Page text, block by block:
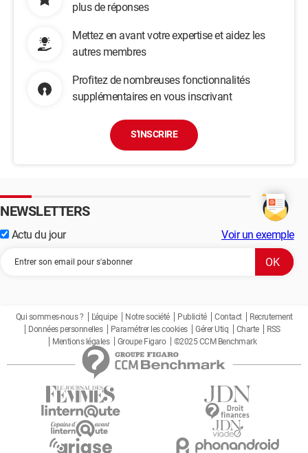
plus de réponses
Mettez en avant votre expertise et aidez les
autres membres
Profitez de nombreuses fonctionnalités
supplémentaires en vous inscrivant
S'INSCRIRE
NEWSLETTERS
Actu du jour Voir un exemple
Qui sommes-nous ? L'équipe Notre société Publicité Contact
Recrutement
Données personnelles
Paramétrer les cookies Gérer Utiq Charte
RSS
Mentions légales
Groupe Figaro ©2025 CCM Benchmark